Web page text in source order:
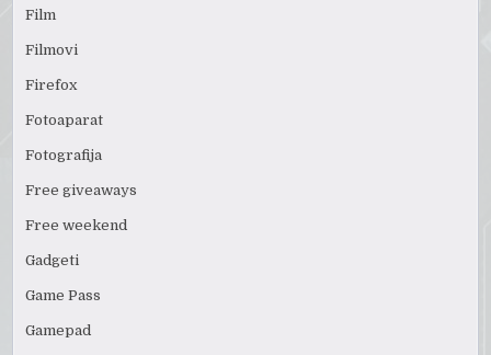
Film
Filmovi
Firefox
Fotoaparat
Fotografija
Free giveaways
Free weekend
Gadgeti
Game Pass
Gamepad